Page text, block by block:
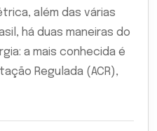
além das várias
há duas maneiras do
a mais conhecida é
Regulada (ACR),